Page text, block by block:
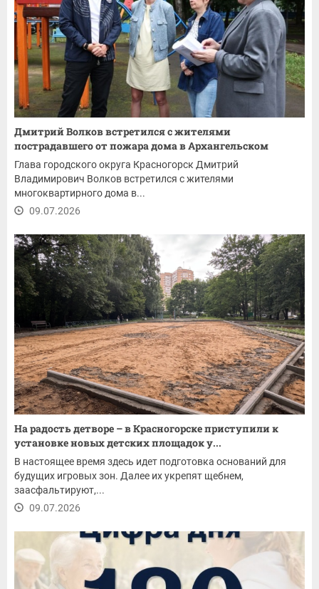
Дмитрий Волков встретился с жителями
пострадавшего от пожара дома в Архангельском
Глава городского округа Красногорск Дмитрий
Владимирович Волков встретился с жителями
многоквартирного дома в...
09.07.2026
На радость детворе – в Красногорске приступили к
установке новых детских площадок у...
В настоящее время здесь идет подготовка оснований для
будущих игровых зон. Далее их укрепят щебнем,
заасфальтируют,...
09.07.2026